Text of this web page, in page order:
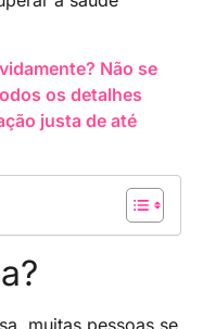
Não se
os detalhes
justa de até